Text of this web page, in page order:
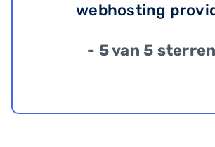
webhosting
- 5 van 5